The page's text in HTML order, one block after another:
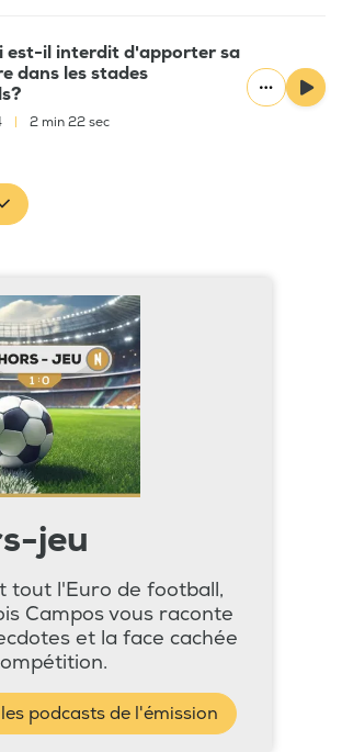
est-il interdit d'apporter sa
dans les stades
2 min 22 sec
jeu
tout l'Euro de football,
Campos vous raconte
et la face cachée
podcasts de l'émission